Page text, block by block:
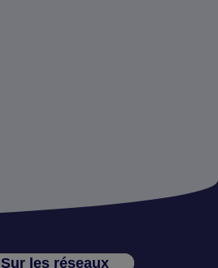
Sur les réseaux